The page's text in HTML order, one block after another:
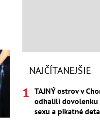
NAJČÍTANEJŠIE
TAJNÝ ostrov v
odhalili dovolenku
sexu a pikatné